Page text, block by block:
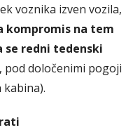
voznika izven vozila,
kompromis na tem
se redni tedenski
, pod določenimi pogoji